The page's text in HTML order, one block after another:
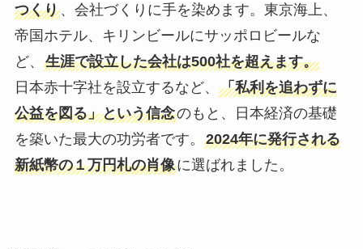
つくり、会社づくりに手を染めます。東京海上、
帝国ホテル、キリンビールにサッポロビールな
ど、 生涯で設立した会社は500社を超えます。
日本赤十字社を設立するなど、 「私利を追わずに
公益を図る」という信念のもと、日本経済の基礎
を築いた最大の功労者です。 2024年に発行される
新紙幣の１万円札の肖像に選ばれました。